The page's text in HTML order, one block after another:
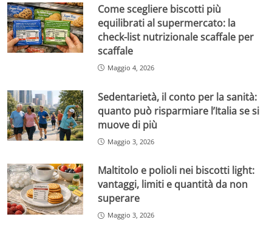
Come scegliere biscotti più
equilibrati al supermercato: la
check-list nutrizionale scaffale per
scaffale
Maggio 4, 2026
Sedentarietà, il conto per la sanità:
quanto può risparmiare l’Italia se si
muove di più
Maggio 3, 2026
Maltitolo e polioli nei biscotti light:
vantaggi, limiti e quantità da non
superare
Maggio 3, 2026